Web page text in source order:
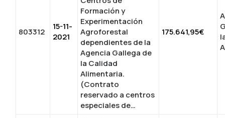
803312
15-11-
2021
Formación y
Experimentación
Agroforestal
dependientes de la
Agencia Gallega de
la Calidad
Alimentaria.
(Contrato
reservado a centros
especiales de…
175.641,95€